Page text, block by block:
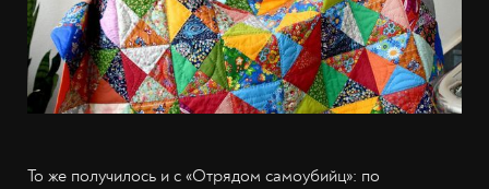
То же получилось и с «Отрядом самоубийц»: по